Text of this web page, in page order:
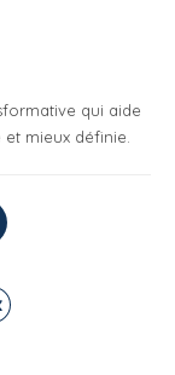
qui aide
mieux définie.